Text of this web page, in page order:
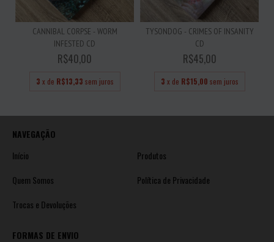
CANNIBAL CORPSE - WORM
INFESTED CD
R$40,00
3 x de R$13,33 sem juros
TYSONDOG - CRIMES OF INSANITY
CD
R$45,00
3 x de R$15,00 sem juros
NAVEGAÇÃO
Início
Produtos
Quem Somos
Política de Privacidade
Trocas e Devoluções
FORMAS DE ENVIO